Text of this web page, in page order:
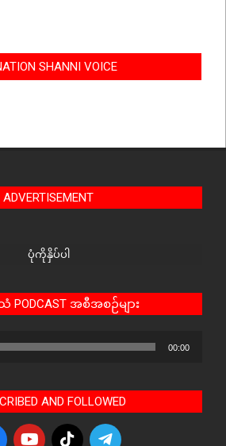
SHANNI VOICE
ADVERTISEMENT
ပုံကိုနှိပ်ပါ
PODCAST အစီအစဉ်များ
00:00
AND FOLLOWED